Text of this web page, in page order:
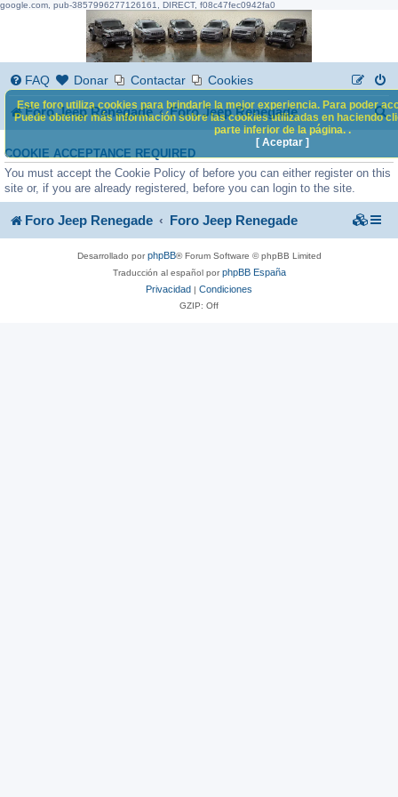
google.com, pub-3857996277126161, DIRECT, f08c47fec0942fa0
FAQ Donar Contactar Cookies
Foro Jeep Renegade Foro Jeep Renegade
B
s
r
COOKIE ACCEPTANCE REQUIRED
You must accept the Cookie Policy of before you can either register on this
site or, if you are already registered, before you can login to the site.
Este foro utiliza cookies para brindarle la mejor experiencia. Para poder
Puede obtener más información sobre las cookies utilizadas en haciendo
parte inferior de la página. .
[ Aceptar ]
Foro Jeep Renegade Foro Jeep Renegade
Desarrollado porphpBB® Forum Software © phpBB Limited
Traducción al español porphpBB España
Privacidad | Condiciones
GZIP: Off